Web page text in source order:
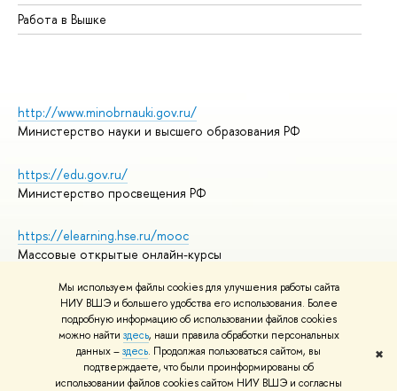
Мы используем файлы cookies для улучшения работы сайта
НИУ ВШЭ и большего удобства его использования. Более
подробную информацию об использовании файлов cookies
можно найти здесь, наши правила обработки персональных
данных –здесь. Продолжая пользоваться сайтом, вы
подтверждаете, что были проинформированы об
использовании файлов cookies сайтом НИУ ВШЭ и согласны
✖
Работа в Вышке
http://www.minobrnauki.gov.ru/
Министерство науки и высшего образования РФ
https://edu.gov.ru/
Министерство просвещения РФ
https://elearning.hse.ru/mooc
Массовые открытые онлайн-курсы
© НИУ ВШЭ 1993–2026
Адреса и контакты
Условия использования материалов
Политика конфиденциальности